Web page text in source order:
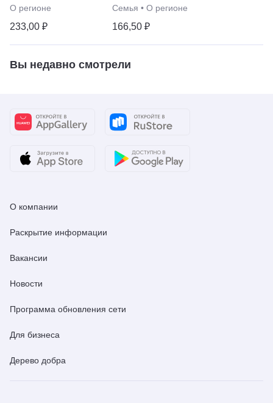
О регионе
233,00 ₽
Семья • О регионе
166,50 ₽
Вы недавно смотрели
О компании
Раскрытие информации
Вакансии
Новости
Программа обновления сети
Для бизнеса
Дерево добра